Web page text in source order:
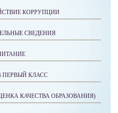
КОРРУПЦИИ
СВЕДЕНИЯ
ПЕРВЫЙ КЛАСС
КАЧЕСТВА ОБРАЗОВАНИЯ)